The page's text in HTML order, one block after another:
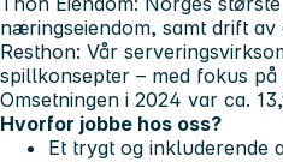
næringseiendom, samt drift
Resthon: Vår
spillkonsepter – med fokus på
Omsetningen i 2024 var ca.
Hvorfor jobbe hos oss?
Et trygt og inkluderende